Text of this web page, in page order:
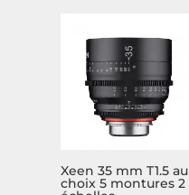
Xeen 35 mm T1.5 au
choix 5 montures 2